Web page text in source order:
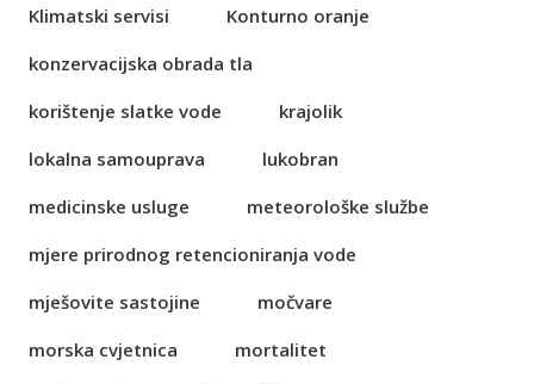
Klimatski servisi
Konturno oranje
konzervacijska obrada tla
korištenje slatke vode
krajolik
lokalna samouprava
lukobran
medicinske usluge
meteorološke službe
mjere prirodnog retencioniranja vode
mješovite sastojine
močvare
morska cvjetnica
mortalitet